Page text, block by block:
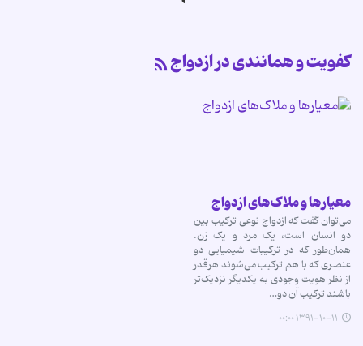
کفویت و همانندی در ازدواج
معیارها و ملاک‌های ازدواج
می‌توان گفت که ازدواج نوعی ترکیب بین
دو انسان است، یک مرد و یک زن.
همان‌طور که در ترکیبات شیمیایی دو
عنصری که با هم ترکیب می‌شوند هرقدر
از نظر هویت وجودی به یکدیگر نزدیک‌تر
باشند ترکیب آن دو…
۱۳۹۱-۱۰-۱۱ ۰۰:۰۰